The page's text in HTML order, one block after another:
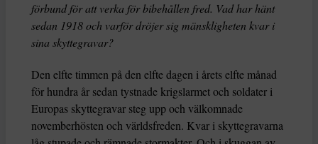
förbund för att verka för bibehållen fred. Vad har hänt
sedan 1918 och varför dröjer sig mänskligheten kvar i
sina skyttegravar?
Den elfte timmen på den elfte dagen i årets elfte månad
för hundra år sedan tystnade krigslarmet och soldater i
Europas skyttegravar steg upp och välkomnade
novemberhösten och världsfreden. Kvar i skyttegravarna